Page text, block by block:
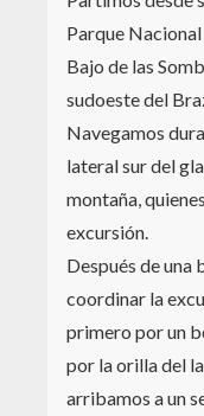
Parque
Bajo de las
sudoeste del
Navegamos
lateral sur del
montaña,
excursión.
Después de una
coordinar la
primero por un
por la orilla del
arribamos a un